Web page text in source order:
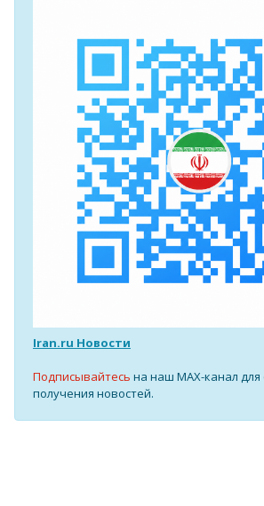
Iran.ru Новости
Подписывайтесь на наш MAX-канал
получения новостей.